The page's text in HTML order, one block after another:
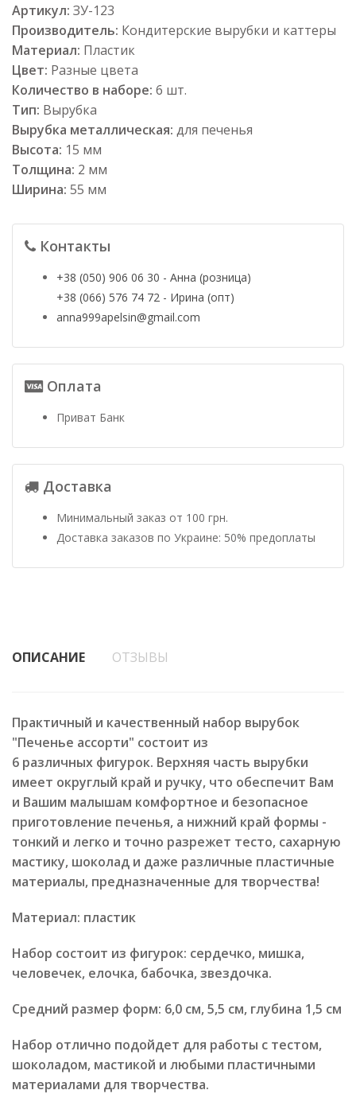
Артикул: ЗУ-123
Производитель: Кондитерские вырубки и каттеры
Материал: Пластик
Цвет: Разные цвета
Количество в наборе: 6 шт.
Тип: Вырубка
Вырубка металлическая: для печенья
Высота: 15 мм
Толщина: 2 мм
Ширина: 55 мм
Контакты
+38 (050) 906 06 30 - Анна (розница)
+38 (066) 576 74 72 - Ирина (опт)
anna999apelsin@gmail.com
Оплата
Приват Банк
Доставка
Минимальный заказ от 100 грн.
Доставка заказов по Украине: 50% предоплаты
ОПИСАНИЕ ОТЗЫВЫ
Практичный и качественный набор вырубок
"Печенье ассорти" состоит из
6 различных фигурок. Верхняя часть вырубки
имеет округлый край и ручку, что обеспечит Вам
и Вашим малышам комфортное и безопасное
приготовление печенья, а нижний край формы -
тонкий и легко и точно разрежет тесто, сахарную
мастику, шоколад и даже различные пластичные
материалы, предназначенные для творчества!
Материал: пластик
Набор состоит из фигурок: сердечко, мишка,
человечек, елочка, бабочка, звездочка.
Средний размер форм: 6,0 см, 5,5 см, глубина 1,5 см
Набор отлично подойдет для работы с тестом,
шоколадом, мастикой и любыми пластичными
материалами для творчества.